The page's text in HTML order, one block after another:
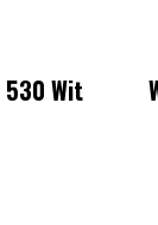
530 Wit